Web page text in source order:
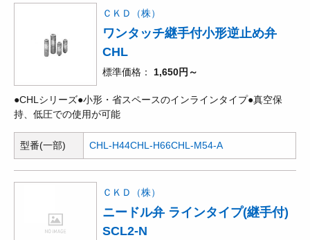
ＣＫＤ（株）
ワンタッチ継手付小形逆止め弁
CHL
標準価格 1,650円～
●CHLシリーズ●小形・省スペースのインラインタイプ●真空保
持、低圧での使用が可能
型番(一部) CHL-H44CHL-H66CHL-M54-A
ＣＫＤ（株）
ニードル弁 ラインタイプ(継手付)
SCL2-N